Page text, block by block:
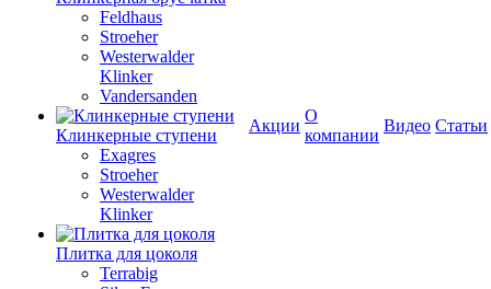
Feldhaus
Stroeher
Westerwalder
Klinker
Vandersanden
Клинкерные ступени
Exagres
Stroeher
Westerwalder
Klinker
Плитка для цоколя
Terrabig
Акции
О
компании
Видео Статьи